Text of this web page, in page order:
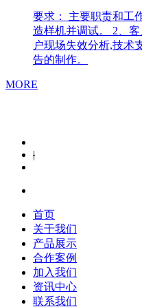
要求： 主要职责和工
造样机并调试。 2、
户现场失效分析,技术
告的制作。
MORE
|
首页
关于我们
产品展示
合作案例
加入我们
资讯中心
联系我们